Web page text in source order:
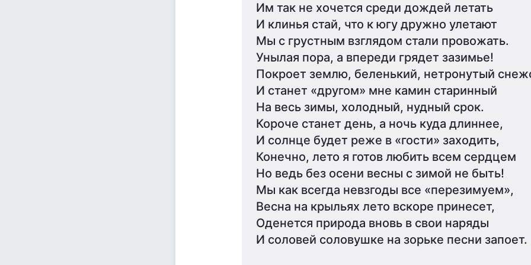
Им так не хочется среди дождей летать
И клинья стай, что к югу дружно улетают
Мы с грустным взглядом стали провожать.
Унылая пора, а впереди грядет зазимье!
Покроет землю, беленький, нетронутый
И станет «другом» мне камин старинный
На весь зимы, холодный, нудный срок.
Короче станет день, а ночь куда длиннее,
И солнце будет реже в «гости» заходить,
Конечно, лето я готов любить всем сердцем
Но ведь без осени весны с зимой не быть!
Мы как всегда невзгоды все «перезимуем»,
Весна на крыльях лето вскоре принесет,
Оденется природа вновь в свои наряды
И соловей соловушке на зорьке песни запоет.